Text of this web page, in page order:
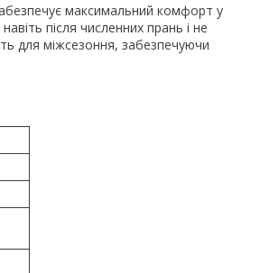
максимальний комфорт у
після численних прань і не
для міжсезоння, забезпечуючи